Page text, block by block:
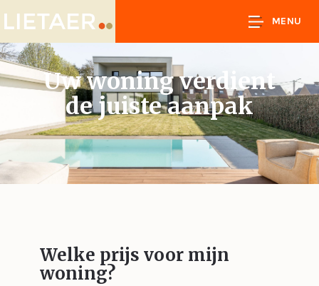
MENU
Uw woning verdient
de juiste aanpak
Welke prijs voor mijn
woning?